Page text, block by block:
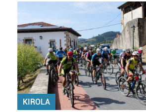
KIROLA